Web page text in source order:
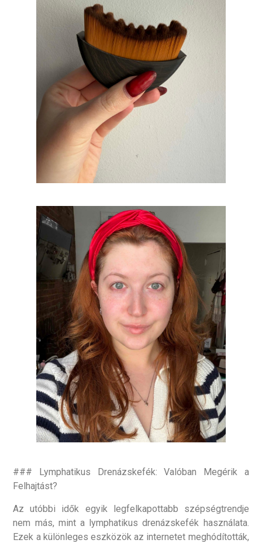
### Lymphatikus Drenázskefék: Valóban Megérik a
Felhajtást?
Az utóbbi idők egyik legfelkapottabb szépségtrendje
nem más, mint a lymphatikus drenázskefék használata.
Ezek a különleges eszközök az internetet meghódították,